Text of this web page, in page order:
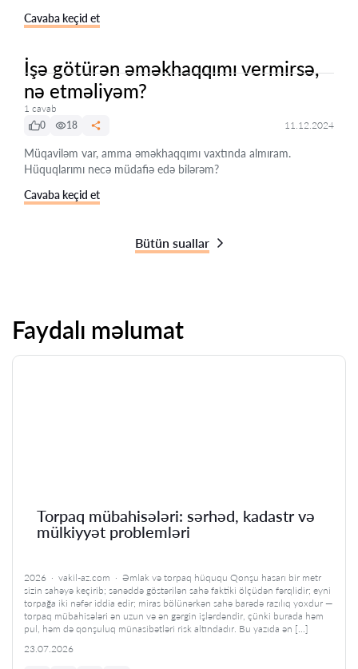
Cavaba keçid et
İşə götürən əməkhaqqımı vermirsə,
nə etməliyəm?
1 cavab
0
18 11.12.2024
Müqaviləm var, amma əməkhaqqımı vaxtında almıram.
Hüquqlarımı necə müdafiə edə bilərəm?
Cavaba keçid et
Bütün suallar
Faydalı məlumat
Torpaq mübahisələri: sərhəd, kadastr və
mülkiyyət problemləri
2026 · vakil-az.com · Əmlak və torpaq hüququ Qonşu hasarı bir metr
sizin sahəyə keçirib; sənəddə göstərilən sahə faktiki ölçüdən fərqlidir; eyni
torpağa iki nəfər iddia edir; miras bölünərkən sahə barədə razılıq yoxdur —
torpaq mübahisələri ən uzun və ən gərgin işlərdəndir, çünki burada həm
pul, həm də qonşuluq münasibətləri risk altındadır. Bu yazıda ən […]
23.07.2026